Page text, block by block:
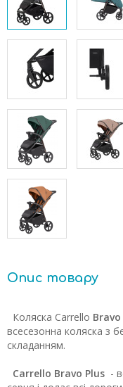
Опис товару
Коляска Carrello
всесезонна коляска з
складанням.
Carrello Bravo Plus -